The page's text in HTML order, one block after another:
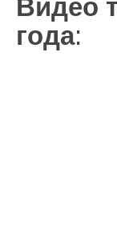
Видео
года: